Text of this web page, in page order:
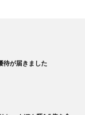
待が届きました